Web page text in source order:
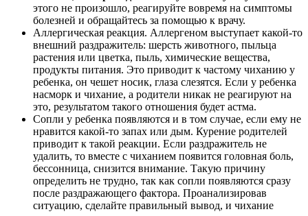
этого не произошло, реагируйте вовремя на симптомы
болезней и обращайтесь за помощью к врачу.
Аллергическая реакция. Аллергеном выступает какой-то
внешний раздражитель: шерсть животного, пыльца
растения или цветка, пыль, химические вещества,
продукты питания. Это приводит к частому чиханию у
ребенка, он чешет носик, глаза слезятся. Если у ребенка
насморк и чихание, а родители никак не реагируют на
это, результатом такого отношения будет астма.
Сопли у ребенка появляются и в том случае, если ему не
нравится какой-то запах или дым. Курение родителей
приводит к такой реакции. Если раздражитель не
удалить, то вместе с чиханием появится головная боль,
бессонница, снизится внимание. Такую причину
определить не трудно, так как сопли появляются сразу
после раздражающего фактора. Проанализировав
ситуацию, сделайте правильный вывод, и чихание